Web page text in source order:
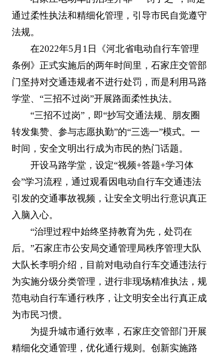
通过柔性执法和精细化管理，引导市民自觉遵守
法规。
在2022年5月1日《河北省电动自行车管理
条例》正式实施后的两年时间里，石家庄交管部
门坚持对交通违规者不进行处罚，而是利用马路
学堂、“三招不过岗”开展路面柔性执法。
“三招不过岗”，即“抄写交通法规、朋友圈
转发集赞、参与志愿执勤”的“三选一”模式。一
时间，安全文明出行成为市民的热门话题。
开设马路学堂，设定“视频+答题+学习体
会”学习流程，通过观看因电动自行车交通违法
引发的交通事故视频，让安全文明出行意识真正
入脑入心。
“治理过程中始终坚持教育为先，处罚在
后。”石家庄市公安局交通管理局秩序管理大队
大队长李明介绍，目前对电动自行车交通违法行
为实施分级分类管理，进行非现场精准执法，规
范电动自行车通行秩序，让文明安全出行真正成
为市民习惯。
为提升城市通行效率，石家庄交管部门开展
精细化交通管理，优化通行规则。创新实施路